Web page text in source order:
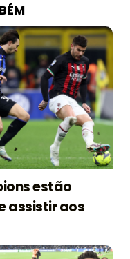
estão
assistir aos